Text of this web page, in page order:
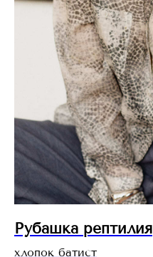
Рубашка рептилия
хлопок батист